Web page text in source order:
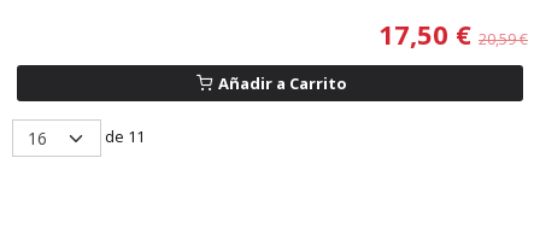
17,50 € 20,59 €
Añadir a Carrito
de 11